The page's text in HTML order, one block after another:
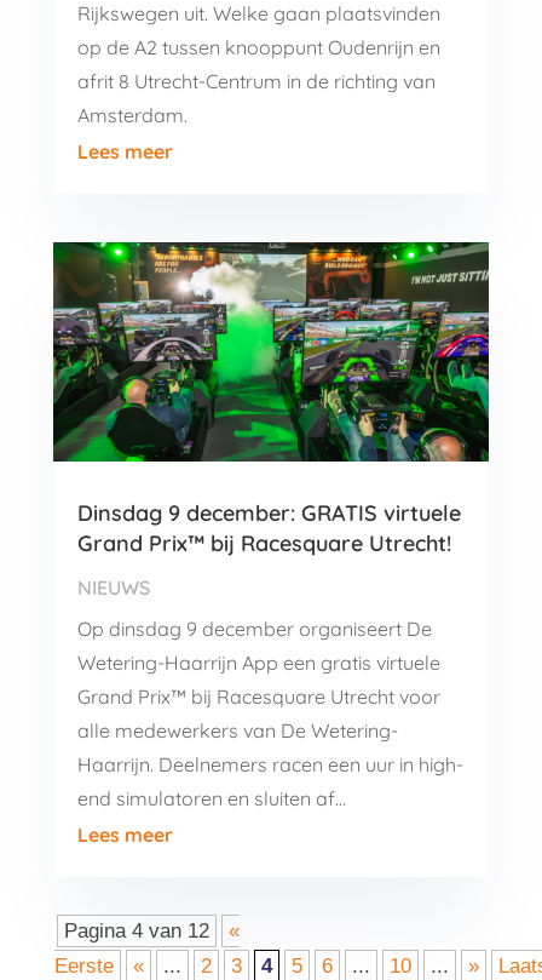
Rijkswegen uit. Welke gaan plaatsvinden
op de A2 tussen knooppunt Oudenrijn en
afrit 8 Utrecht-Centrum in de richting van
Amsterdam.
Lees meer
Dinsdag 9 december: GRATIS virtuele
Grand Prix™ bij Racesquare Utrecht!
NIEUWS
Op dinsdag 9 december organiseert De
Wetering-Haarrijn App een gratis virtuele
Grand Prix™ bij Racesquare Utrecht voor
alle medewerkers van De Wetering-
Haarrijn. Deelnemers racen een uur in high-
end simulatoren en sluiten af…
Lees meer
Pagina 4 van 12
«
Eerste
« ... 2 3 4 5 6 ... 10 ... »